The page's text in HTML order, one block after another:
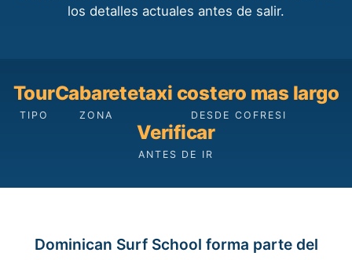
los detalles actuales antes de salir.
Tour
TIPO
Cabarete
ZONA
taxi costero mas largo
DESDE COFRESI
Verificar
ANTES DE IR
Dominican Surf School forma parte del